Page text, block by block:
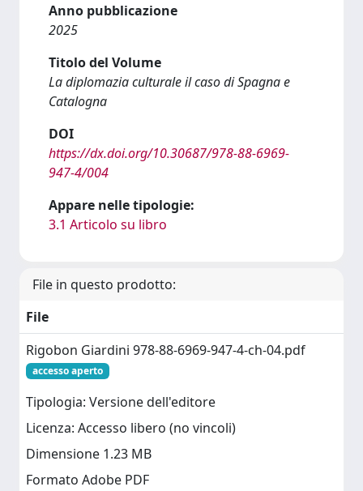
Anno pubblicazione
2025
Titolo del Volume
La diplomazia culturale il caso di Spagna e
Catalogna
DOI
https://dx.doi.org/10.30687/978-88-6969-
947-4/004
Appare nelle tipologie:
3.1 Articolo su libro
File in questo prodotto:
File
Rigobon Giardini 978-88-6969-947-4-ch-04.pdf
accesso aperto
Tipologia: Versione dell'editore
Licenza: Accesso libero (no vincoli)
Dimensione 1.23 MB
Formato Adobe PDF